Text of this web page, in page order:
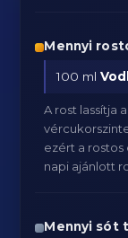
Mennyi
100 ml
A rost lassítja
ezért a rostos
napi ajánlott
Mennyi sót